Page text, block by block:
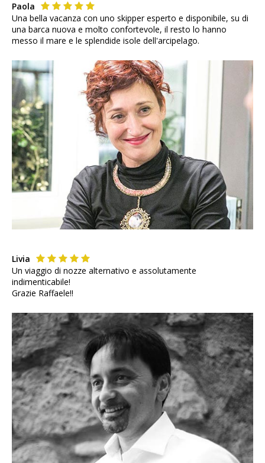
Paola
Una bella vacanza con uno skipper esperto e disponibile, su di
una barca nuova e molto confortevole, il resto lo hanno
messo il mare e le splendide isole dell'arcipelago.
Livia
Un viaggio di nozze alternativo e assolutamente
indimenticabile!
Grazie Raffaele!!